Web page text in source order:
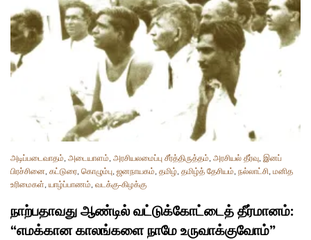
அடிப்படைவாதம், அடையாளம், அரசியலமைப்பு சீர்த்திருத்தம், அரசியல் தீர்வு, இனப்
பிரச்சினை, கட்டுரை, கொழும்பு, ஜனநாயகம், தமிழ், தமிழ்த் தேசியம், நல்லாட்சி, மனித
உரிமைகள், யாழ்ப்பாணம், வடக்கு-கிழக்கு
நாற்பதாவது ஆண்டில் வட்டுக்கோட்டைத் தீர்மானம்:
“எமக்கான காலங்களை நாமே உருவாக்குவோம்”